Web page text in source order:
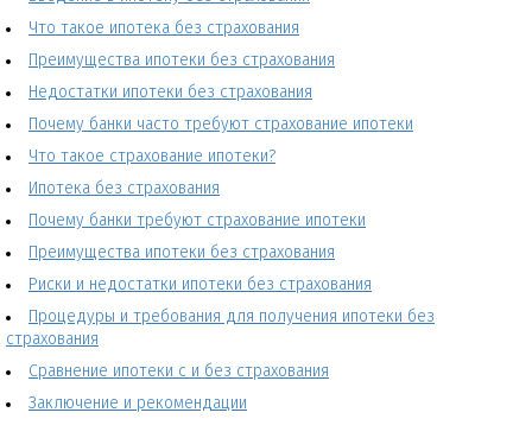
Что такое ипотека без страхования
Преимущества ипотеки без страхования
Недостатки ипотеки без страхования
Почему банки часто требуют страхование ипотеки
Что такое страхование ипотеки?
Ипотека без страхования
Почему банки требуют страхование ипотеки
Преимущества ипотеки без страхования
Риски и недостатки ипотеки без страхования
Процедуры и требования для получения ипотеки без
страхования
Сравнение ипотеки с и без страхования
Заключение и рекомендации